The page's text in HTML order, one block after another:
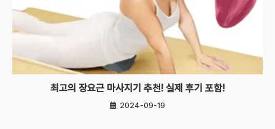
최고의 장요근 마사지기 추천! 실제 후기 포함!
2024-09-19